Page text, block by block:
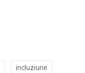
incluziune